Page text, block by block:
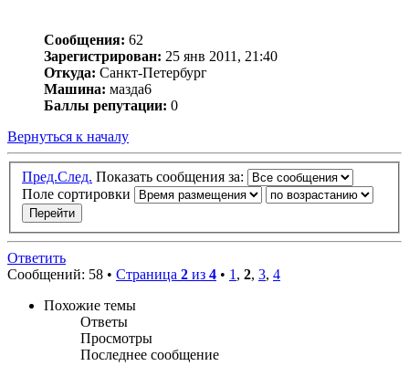
Сообщения: 62
Зарегистрирован: 25 янв 2011, 21:40
Откуда: Санкт-Петербург
Машина: мазда6
Баллы репутации: 0
Вернуться к началу
Пред.След. Показать сообщения за:
Поле сортировки
Ответить
Сообщений: 58 • Страница 2 из 4 • 1 , 2, 3, 4
Похожие темы
Ответы
Просмотры
Последнее сообщение